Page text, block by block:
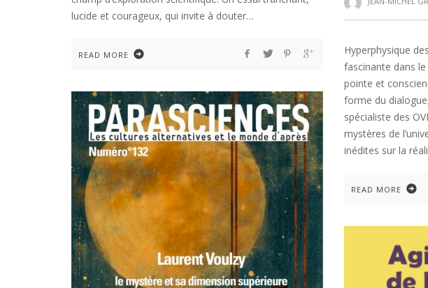
lucide et courageux, qui invite à douter…
READ MORE
Hyperphysique
fascinante dans
pointe et
forme du
spécialiste des
mystères de
inédites sur la
READ MORE